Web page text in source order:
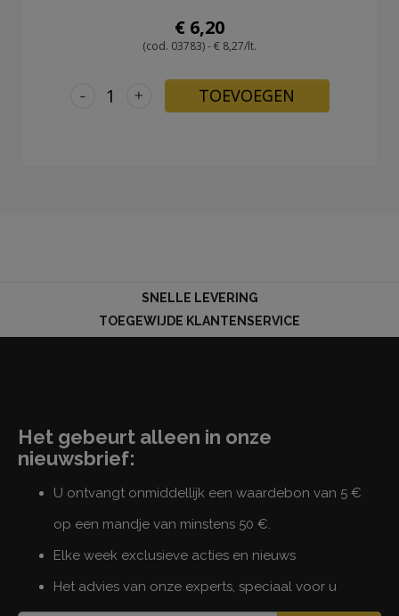
€ 6,20
(cod. 03783) - € 8,27/lt.
+
- TOEVOEGEN
SNELLE LEVERING
TOEGEWIJDE KLANTENSERVICE
Het gebeurt alleen in onze
nieuwsbrief:
U ontvangt onmiddellijk een waardebon van 5 €
op een mandje van minstens 50 €.
Elke week exclusieve acties en nieuws
Het advies van onze experts, speciaal voor u